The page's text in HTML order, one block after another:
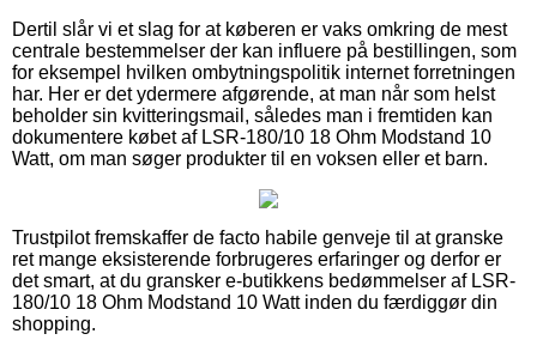
Dertil slår vi et slag for at køberen er vaks omkring de mest
centrale bestemmelser der kan influere på bestillingen, som
for eksempel hvilken ombytningspolitik internet forretningen
har. Her er det ydermere afgørende, at man når som helst
beholder sin kvitteringsmail, således man i fremtiden kan
dokumentere købet af LSR-180/10 18 Ohm Modstand 10
Watt, om man søger produkter til en voksen eller et barn.
Trustpilot fremskaffer de facto habile genveje til at granske
ret mange eksisterende forbrugeres erfaringer og derfor er
det smart, at du gransker e-butikkens bedømmelser af LSR-
180/10 18 Ohm Modstand 10 Watt inden du færdiggør din
shopping.